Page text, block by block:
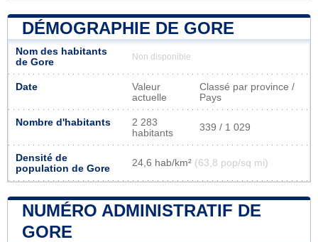
DÉMOGRAPHIE DE GORE
Nom des habitants
de Gore
Non disponible
Date
Valeur
actuelle
Classé par province /
Pays
Nombre d'habitants
2 283
habitants
339 / 1 029
Densité de
population de Gore
24,6 hab/km² (63,8 pop/sq mi)
NUMÉRO ADMINISTRATIF DE
GORE